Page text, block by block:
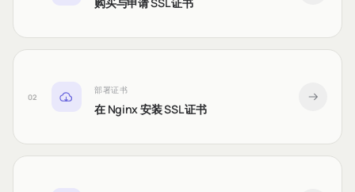
02
部署证书
在 Nginx 安装 SSL 证书